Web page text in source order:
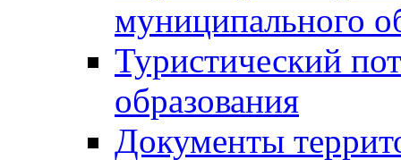
муниципального
Туристический
образования
Документы